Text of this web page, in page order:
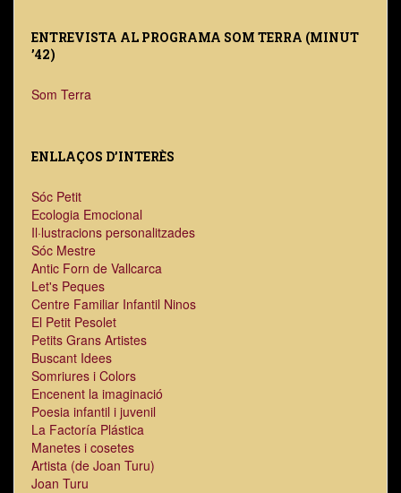
ENTREVISTA AL PROGRAMA SOM TERRA (MINUT
’42)
Som Terra
ENLLAÇOS D’INTERÈS
Sóc Petit
Ecologia Emocional
Il·lustracions personalitzades
Sóc Mestre
Antic Forn de Vallcarca
Let's Peques
Centre Familiar Infantil Ninos
El Petit Pesolet
Petits Grans Artistes
Buscant Idees
Somriures i Colors
Encenent la imaginació
Poesia infantil i juvenil
La Factoría Plástica
Manetes i cosetes
Artista (de Joan Turu)
Joan Turu